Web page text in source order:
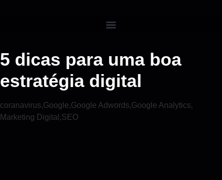
5 dicas para uma boa
estratégia digital
coranavirus,Google,Google Adwords,Google Analytics,
Marketing Digital ,SEO